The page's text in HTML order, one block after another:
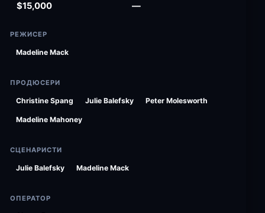
$15,000 —
РЕЖИСЕР
Madeline Mack
ПРОДЮСЕРИ
Christine Spang Julie Balefsky Peter Molesworth
Madeline Mahoney
СЦЕНАРИСТИ
Julie Balefsky Madeline Mack
ОПЕРАТОР